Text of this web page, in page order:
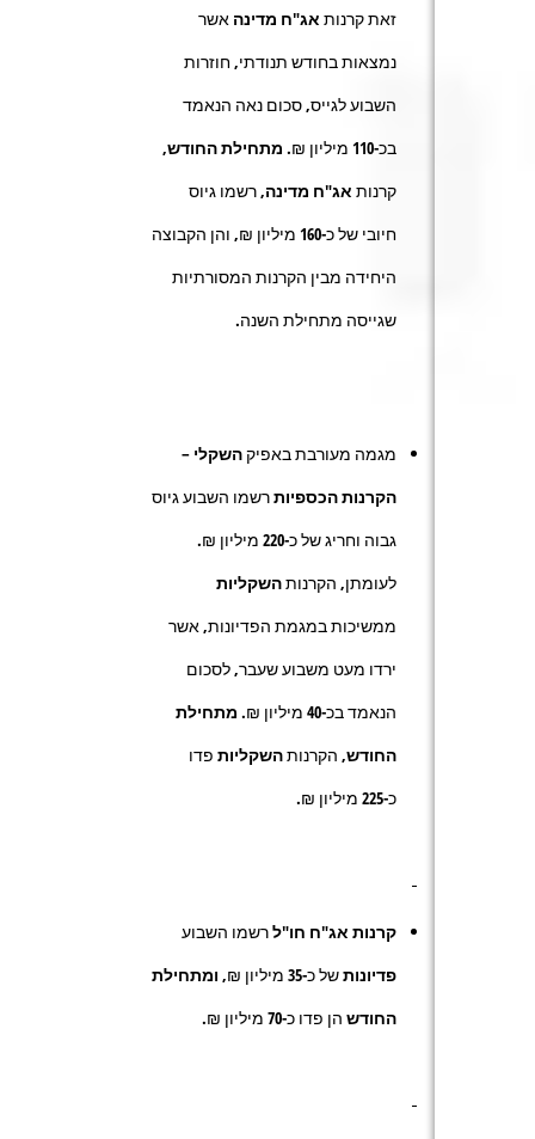
זאת קרנות אג"ח מדינה אשר
נמצאות בחודש תנודתי, חוזרות
השבוע לגייס, סכום נאה הנאמד
בכ-110 מיליון ₪. מתחילת החודש,
קרנות אג"ח מדינה,רשמו גיוס
חיובי של כ-160 מיליון ₪, והן הקבוצה
היחידה מבין הקרנות המסורתיות
שגייסה מתחילת השנה.
מגמה מעורבת באפיקהשקלי –
הקרנות הכספיותרשמו השבוע גיוס
גבוה וחריג של כ-220 מיליון ₪.
לעומתן, הקרנותהשקליות
ממשיכות במגמת הפדיונות, אשר
ירדו מעט משבוע שעבר, לסכום
הנאמד בכ-40 מיליון ₪. מתחילת
החודש, הקרנותהשקליות פדו
כ-225 מיליון ₪.
קרנות אג"ח חו"לרשמו השבוע
פדיונותשל כ-35 מיליון ₪, ומתחילת
החודש הן פדו כ-70 מיליון ₪.